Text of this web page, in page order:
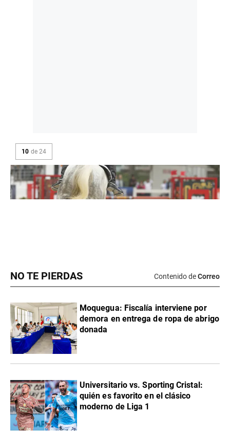
NO TE PIERDAS Contenido deCorreo
Moquegua: Fiscalía interviene por
demora en entrega de ropa de abrigo
donada
Universitario vs. Sporting Cristal:
quién es favorito en el clásico
moderno de Liga 1